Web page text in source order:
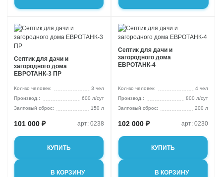
Септик для дачи и
загородного дома
ЕВРОТАНК-3 ПР
Кол-во человек:
3 чел
600 л/сут
Залповый сброс:
150 л
101 000 ₽ арт: 0238
КУПИТЬ
В КОРЗИНУ
Септик для дачи и
загородного дома
ЕВРОТАНК-4
Кол-во человек:
4 чел
800 л/сут
Залповый сброс:
200 л
102 000 ₽ арт: 0230
КУПИТЬ
В КОРЗИНУ